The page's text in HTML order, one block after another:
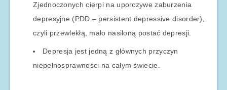
Zjednoczonych cierpi na uporczywe zaburzenia
depresyjne (PDD – persistent depressive disorder),
czyli przewlekłą, mało nasiloną postać depresji.
Depresja jest jedną z głównych przyczyn
niepełnosprawności na całym świecie.